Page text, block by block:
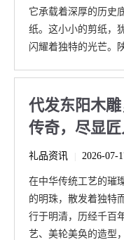
它承载着深厚的历史
纸。这小小的剪纸，
闪耀着独特的光芒。
代发东阳木
传奇，尽显
礼品资讯 2026-07-
在中华传统工艺的璀
的明珠，散发着独特
行于明清，历经千百
艺、美轮美奂的造型